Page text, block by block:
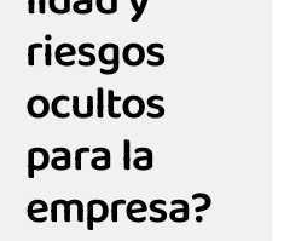
riesgos
ocultos
para la
empresa?